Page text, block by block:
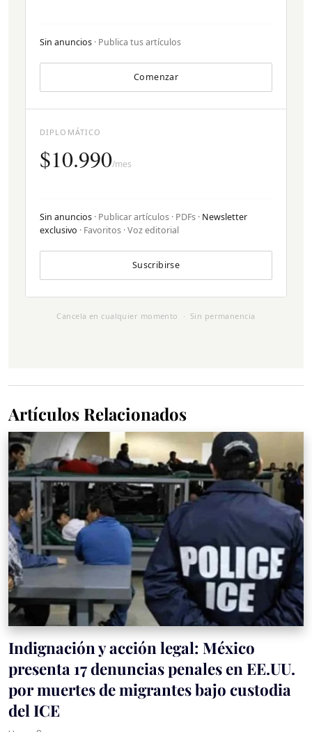
Sin anuncios · Publica tus artículos
Comenzar
DIPLOMÁTICO
$10.990/mes
Sin anuncios · Publicar artículos · PDFs · Newsletter
exclusivo · Favoritos · Voz editorial
Suscribirse
Cancela en cualquier momento · Sin permanencia
Artículos Relacionados
Indignación y acción legal: México
presenta 17 denuncias penales en EE.UU.
por muertes de migrantes bajo custodia
del ICE